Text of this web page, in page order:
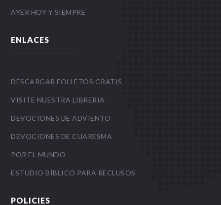
AYER HOY Y SIEMPRE
ENLACES
DESCARGAR FOLLETOS GRATIS
VISITE NUESTRA LIBRERIA
DEVOCIONES DE ADVIENTO
DEVOCIONES DE CUARESMA
POR EL MUNDO
ESTUDIO BÍBLICO PARA RECLUSOS
POLICIES